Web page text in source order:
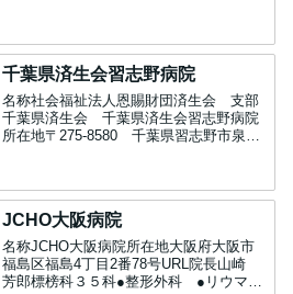
科、リハビリテーション科病床数97床三
芳野病院関連記事草...
千葉県済生会習志野病院
名称社会福祉法人恩賜財団済生会 支部
千葉県済生会 千葉県済生会習志野病院
所在地〒275-8580 千葉県習志野市泉町
科、消化器内科、血液内科、代謝内科、
神経内...
JCHO大阪病院
名称JCHO大阪病院所在地大阪府大阪市
福島区福島4丁目2番78号URL院長山崎
芳郎標榜科３５科●整形外科 ●リウマチ